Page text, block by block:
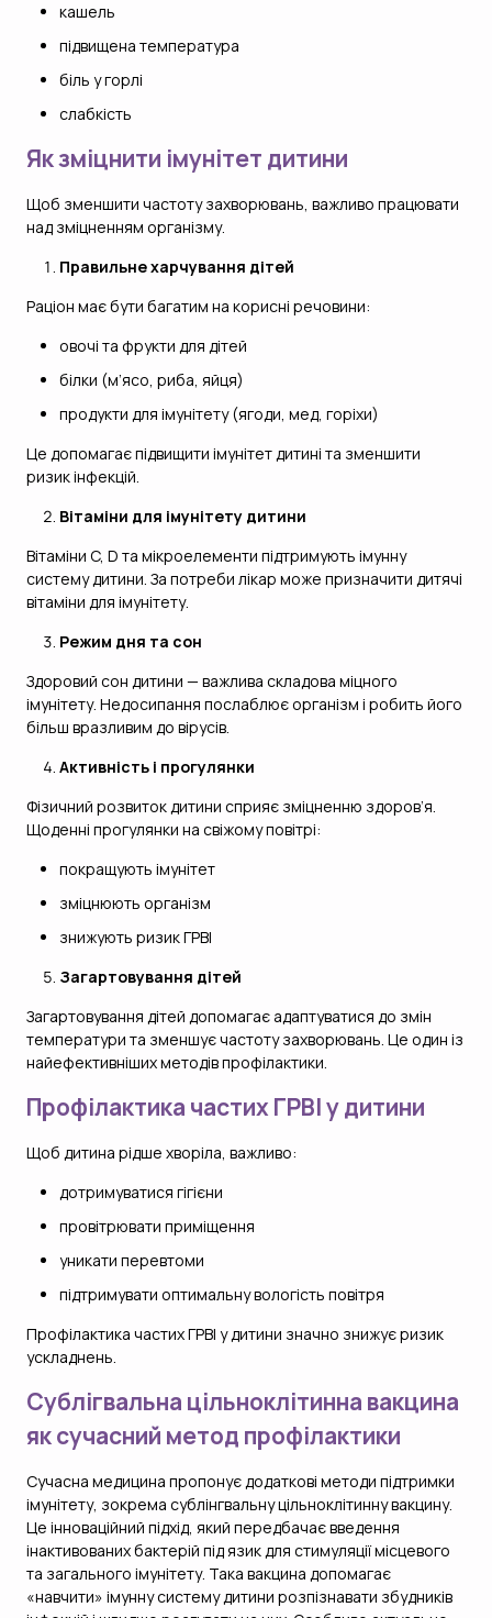
кашель
підвищена температура
біль у горлі
слабкість
Як зміцнити імунітет дитини
Щоб зменшити частоту захворювань, важливо працювати
над зміцненням організму.
Правильне харчування дітей
Раціон має бути багатим на корисні речовини:
овочі та фрукти для дітей
білки (м’ясо, риба, яйця)
продукти для імунітету (ягоди, мед, горіхи)
Це допомагає підвищити імунітет дитині та зменшити
ризик інфекцій.
Вітаміни для імунітету дитини
Вітаміни C, D та мікроелементи підтримують імунну
систему дитини. За потреби лікар може призначити дитячі
вітаміни для імунітету.
Режим дня та сон
Здоровий сон дитини — важлива складова міцного
імунітету. Недосипання послаблює організм і робить його
більш вразливим до вірусів.
Активність і прогулянки
Фізичний розвиток дитини сприяє зміцненню здоров’я.
Щоденні прогулянки на свіжому повітрі:
покращують імунітет
зміцнюють організм
знижують ризик ГРВІ
Загартовування дітей
Загартовування дітей допомагає адаптуватися до змін
температури та зменшує частоту захворювань. Це один із
найефективніших методів профілактики.
Профілактика частих ГРВІ у дитини
Щоб дитина рідше хворіла, важливо:
дотримуватися гігієни
провітрювати приміщення
уникати перевтоми
підтримувати оптимальну вологість повітря
Профілактика частих ГРВІ у дитини значно знижує ризик
ускладнень.
Сублігвальна цільноклітинна вакцина
як сучасний метод профілактики
Сучасна медицина пропонує додаткові методи підтримки
імунітету, зокрема сублінгвальну цільноклітинну вакцину.
Це інноваційний підхід, який передбачає введення
інактивованих бактерій під язик для стимуляції місцевого
та загального імунітету. Така вакцина допомагає
«навчити» імунну систему дитини розпізнавати збудників